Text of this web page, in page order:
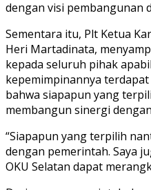
dengan visi pembangunan
Sementara itu, Plt Ketua
Heri Martadinata,
kepada seluruh pihak
kepemimpinannya
bahwa siapapun yang
membangun sinergi
“Siapapun yang terpilih
dengan pemerintah. Saya
OKU Selatan dapat